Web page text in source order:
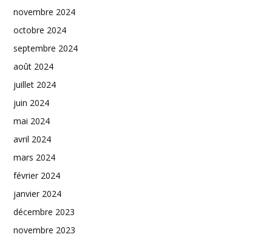
novembre 2024
octobre 2024
septembre 2024
août 2024
juillet 2024
juin 2024
mai 2024
avril 2024
mars 2024
février 2024
janvier 2024
décembre 2023
novembre 2023